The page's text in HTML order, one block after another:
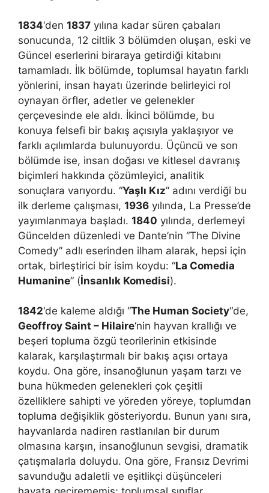
1834‘den 1837 yılına kadar süren çabaları
sonucunda, 12 ciltlik 3 bölümden oluşan, eski ve
Güncel eserlerini biraraya getirdiği kitabını
tamamladı. İlk bölümde, toplumsal hayatın farklı
yönlerini, insan hayatı üzerinde belirleyici rol
oynayan örfler, adetler ve gelenekler
çerçevesinde ele aldı. İkinci bölümde, bu
konuya felsefi bir bakış açısıyla yaklaşıyor ve
farklı açılımlarda bulunuyordu. Üçüncü ve son
bölümde ise, insan doğası ve kitlesel davranış
biçimleri hakkında çözümleyici, analitik
sonuçlara varıyordu. “Yaşlı Kız” adını verdiği bu
ilk derleme çalışması, 1936 yılında, La Presse’de
yayımlanmaya başladı. 1840 yılında, derlemeyi
Güncelden düzenledi ve Dante’nin “The Divine
Comedy” adlı eserinden ilham alarak, hepsi için
ortak, birleştirici bir isim koydu: “La Comedia
Humanine” (İnsanlık Komedisi).
1842‘de kaleme aldığı “The Human Society“de,
Geoffroy Saint – Hilaire‘nin hayvan krallığı ve
beşeri topluma özgü teorilerinin etkisinde
kalarak, karşılaştırmalı bir bakış açısı ortaya
koydu. Ona göre, insanoğlunun yaşam tarzı ve
buna hükmeden gelenekleri çok çeşitli
özelliklere sahipti ve yöreden yöreye, toplumdan
topluma değişiklik gösteriyordu. Bunun yanı sıra,
hayvanlarda nadiren rastlanılan bir durum
olmasına karşın, insanoğlunun sevgisi, dramatik
çatışmalarla doluydu. Ona göre, Fransız Devrimi
savunduğu adaletli ve eşitlikçi düşünceleri